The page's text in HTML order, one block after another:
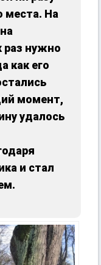
места. На
раз нужно
как его
момент,
удалось
и стал